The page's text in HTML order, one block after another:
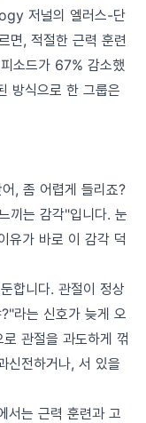
저널의 엘러스-단
면, 적절한 근력 훈련
소드가 67% 감소했
방식으로 한 그룹은
, 좀 어렵게 들리죠?
끼는 감각"입니다. 눈
유가 바로 이 감각 덕
합니다. 관절이 정상
라는 신호가 늦게 오
관절을 과도하게 꺾
신전하거나, 서 있을
는 근력 훈련과 고